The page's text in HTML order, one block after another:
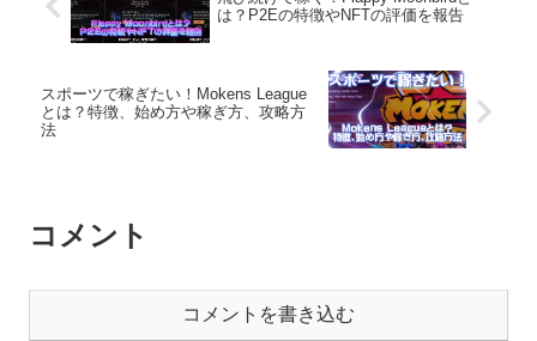
は？P2Eの特徴やNFTの評価を報告
スポーツで稼ぎたい！Mokens League
とは？特徴、始め方や稼ぎ方、攻略方
法
コメント
コメントを書き込む